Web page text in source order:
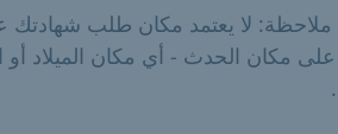
لا يعتمد مكان طلب شهادتك
مكان الحدث - أي مكان الميلاد أو